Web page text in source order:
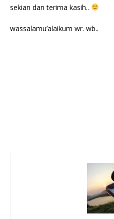
sekian dan terima kasih..
wassalamu’alaikum wr. wb..